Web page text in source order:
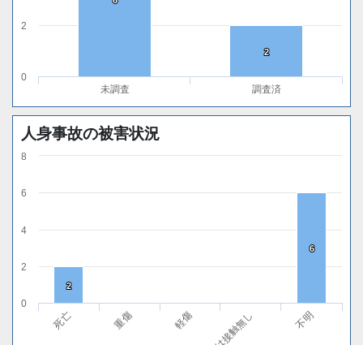
2
2
未調査 調査済
0
2
人身事故の被害状況
2
2
6
6
死亡 重傷 軽傷 不明
0
2
4
6
8